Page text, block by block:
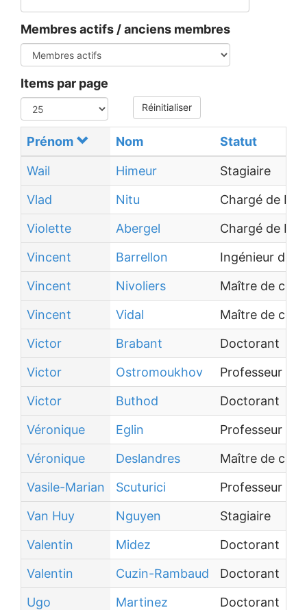
Membres actifs / anciens membres
Items par page
Réinitialiser
Prénom Nom Statut
Wail Himeur
Stagiaire
Vlad
Nitu
Chargé de
Violette
Abergel
Chargé de
Vincent
Barrellon
Ingénieur de
Vincent
Nivoliers
Maître de
Vincent
Vidal
Maître de
Victor
Brabant
Doctorant
Victor
Ostromoukhov
Professeur
Victor
Buthod
Doctorant
Véronique
Eglin
Professeur
Véronique
Deslandres
Maître de
Vasile-Marian
Scuturici
Professeur
Van Huy
Nguyen
Stagiaire
Valentin
Midez
Doctorant
Valentin
Cuzin-Rambaud
Doctorant
Ugo
Martinez
Doctorant